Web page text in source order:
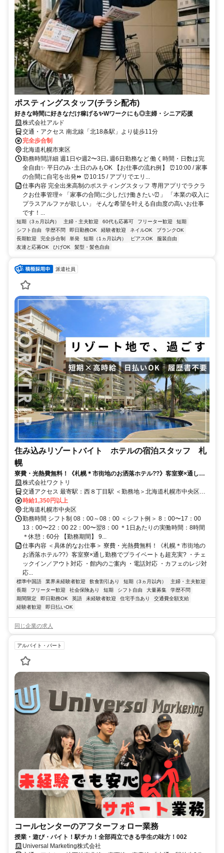
ポスティングスタッフ(チラシ配布)
好きな時間に好きなだけ稼げる✨Wワークにも◎主婦・シニア応援
株式会社アルド
交通・アクセス 南北線「北18条駅」より徒歩11分
完全歩合制
北海道札幌市東区
勤務時間詳細 週1⽇や週2〜3⽇､週6⽇勤務など 働く時間・日数は完
全⾃由✨ 平⽇のみ･⼟⽇のみもOK 【お仕事の流れ例】 ⏰10:00 / 家事
の合間に自宅を出発⏩ ⏰10:15 / アプリでエリ...
仕事内容 完全出来高制のポスティングスタッフ 専用アプリでラクラ
クお仕事管理⭐ 「家事の合間に少しだけ働きたい⏰」 「本業の収入に
プラスアルファが欲しい」 そんな希望を叶える自由度の高いお仕事
です！...
短期（3ヵ月以内） 主婦・主夫歓迎 60代も応募可 フリーター歓迎
短期
シフト自由
学歴不問 即日勤務OK 経験者歓迎 ネイルOK
ブランクOK
長期歓迎
完全歩合制 単発 短期（1ヵ月以内） ピアスOK
服装自由
友達と応募OK
ひげOK 髪型・髪色自由
派遣社員
住み込みリゾートバイト ホテルの宿泊スタッフ 札
幌
寮費・光熱費無料！《札幌＊市街地のお洒落ホテル??》客室寮×通し勤
務でプライベートも超充実?
株式会社ワクトリ
交通アクセス 最寄駅：西８丁目駅 ＜勤務地＞北海道札幌市中央区南2
条西★寮完備・赴任交通費支給！ 【新千歳方面より】 JR快速で新千
歳空港⇒札幌駅（約37分） 地下鉄でさっぽろ駅⇒すすきの駅（約3
分） すすきの駅より徒歩で約10分 ※ご自宅からの通勤も相談OK！住
み込みを希望されない場合もお気軽にご相談ください。
時給1,350円以上
北海道札幌市中央区
勤務時間 シフト制 08：00～08：00 ＜シフト例＞ 8：00〜17：00
13：00〜22：00 22：00〜翌8：00 ＊1日あたりの実働時間：8時間
＊休憩：60分 【勤務期間】 9...
仕事内容 ＜具体的なお仕事＞ 寮費・光熱費無料！《札幌＊市街地の
お洒落ホテル??》客室寮×通し勤務でプライベートも超充実? ・チェ
ックイン／アウト対応 ・館内のご案内 ・電話対応 ・カフェのレジ対
応...
標準中国語 業界未経験者歓迎 飲食割引あり 短期（3ヵ月以内）
主婦・主夫歓迎
長期
フリーター歓迎 社会保険あり 短期 シフト自由 大量募集
学歴不問
期間限定
即日勤務OK 英語 未経験者歓迎 住宅手当あり
交通費全額支給
経験者歓迎
即日払いOK
同じ企業の求人
アルバイト・パート
コールセンターのアフターフォロー業務
授業・遊び・バイト！駅チカ！全部両立できる学生の味方！002
Universal Marketing株式会社